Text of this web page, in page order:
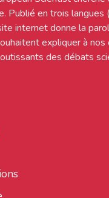
Publié en trois langues
internet donne la
expliquer à nos
des débats